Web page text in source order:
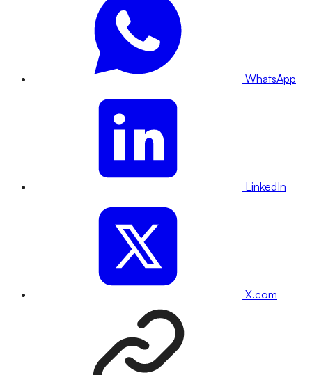
WhatsApp
LinkedIn
X.com